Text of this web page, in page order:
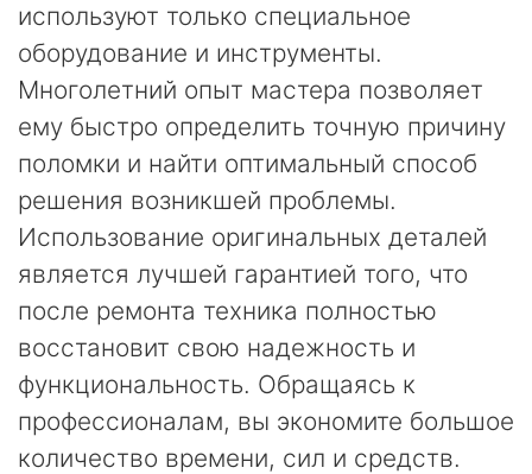
используют только специальное
оборудование и инструменты.
Многолетний опыт мастера позволяет
ему быстро определить точную причину
поломки и найти оптимальный способ
решения возникшей проблемы.
Использование оригинальных деталей
является лучшей гарантией того, что
после ремонта техника полностью
восстановит свою надежность и
функциональность. Обращаясь к
профессионалам, вы экономите большое
количество времени, сил и средств.